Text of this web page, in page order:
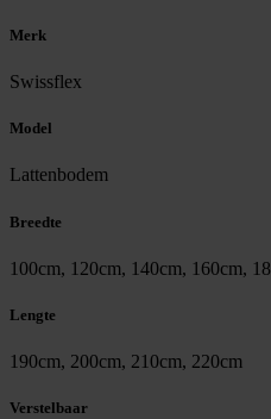
Merk
Swissflex
Model
Lattenbodem
Breedte
100cm, 120cm, 140cm, 160cm,
Lengte
190cm, 200cm, 210cm, 220cm
Verstelbaar